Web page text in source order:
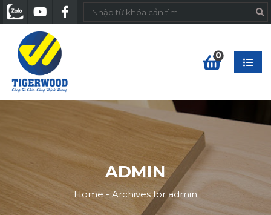
0
ADMIN
Home-Archives for admin